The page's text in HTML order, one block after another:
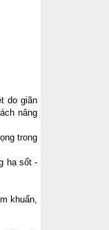
do giãn
nâng
trong
hạ sốt -
khuẩn,